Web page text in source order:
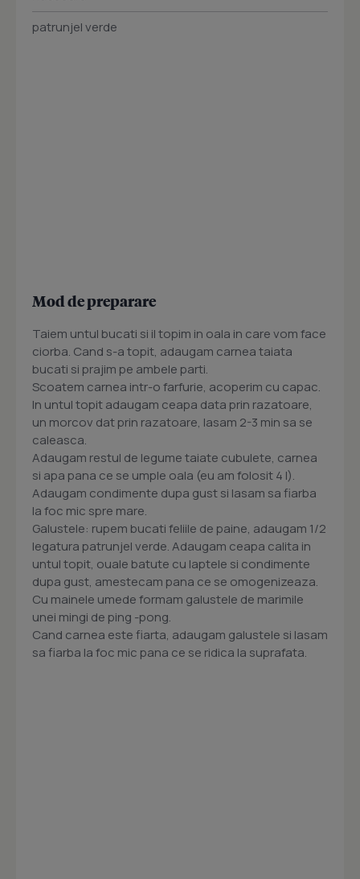
patrunjel verde
Mod de preparare
Taiem untul bucati si il topim in oala in care vom face
ciorba. Cand s-a topit, adaugam carnea taiata
bucati si prajim pe ambele parti.
Scoatem carnea intr-o farfurie, acoperim cu capac.
In untul topit adaugam ceapa data prin razatoare,
un morcov dat prin razatoare, lasam 2-3 min sa se
caleasca.
Adaugam restul de legume taiate cubulete, carnea
si apa pana ce se umple oala (eu am folosit 4 l).
Adaugam condimente dupa gust si lasam sa fiarba
la foc mic spre mare.
Galustele: rupem bucati feliile de paine, adaugam 1/2
legatura patrunjel verde. Adaugam ceapa calita in
untul topit, ouale batute cu laptele si condimente
dupa gust, amestecam pana ce se omogenizeaza.
Cu mainele umede formam galustele de marimile
unei mingi de ping -pong.
Cand carnea este fiarta, adaugam galustele si lasam
sa fiarba la foc mic pana ce se ridica la suprafata.